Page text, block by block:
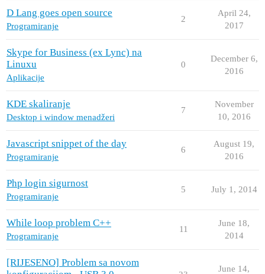
D Lang goes open source
Programiranje
2
April 24,
2017
Skype for Business (ex Lync) na
Linuxu
Aplikacije
0
December 6,
2016
KDE skaliranje
Desktop i window menadžeri
7
November
10, 2016
Javascript snippet of the day
Programiranje
6
August 19,
2016
Php login sigurnost
Programiranje
5 July 1, 2014
While loop problem C++
Programiranje
11
June 18,
2014
[RIJESENO] Problem sa novom
June 14,